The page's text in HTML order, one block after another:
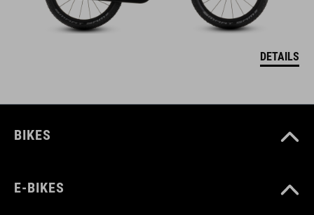
DETAILS
BIKES
E-BIKES